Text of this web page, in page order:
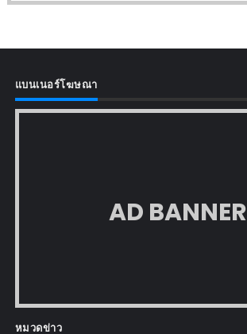
แบนเนอร์โฆษณา
AD BANNER
หมวดข่าว